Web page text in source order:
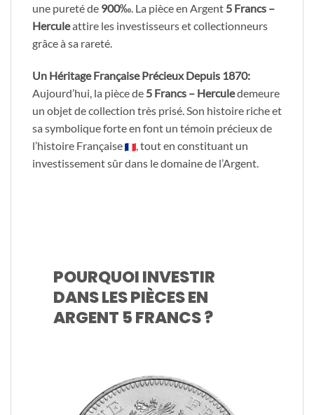
une pureté de 900‰ . La pièce en Argent 5 Francs –
Herculeattire les investisseurs et collectionneurs
grâce à sa rareté.
Un Héritage Française Précieux Depuis 1870:
Aujourd’hui, la pièce de 5 Francs – Herculedemeure
un objet de collection très prisé. Son histoire riche et
sa symbolique forte en font un témoin précieux de
l’histoire Française
, tout en constituant un
investissement sûr dans le domaine de l’Argent.
POURQUOI INVESTIR
DANS LES PIÈCES EN
ARGENT 5 FRANCS ?